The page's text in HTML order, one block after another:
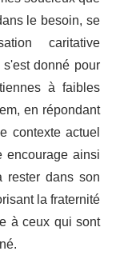
le besoin, se
caritative
donné pour
à faibles
en répondant
contexte actuel
ainsi
dans son
la fraternité
à ceux qui sont